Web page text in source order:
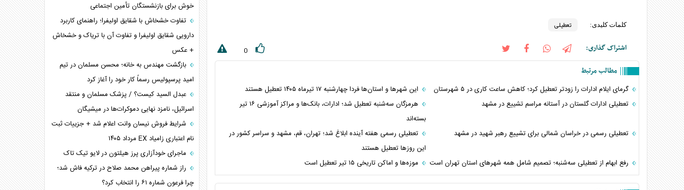
کلمات کلیدی: تعطیلی
اشتراک گذاری: 0
مطالب مرتبط
گرمای ایلام ادارات را زودتر تعطیل کرد؛ کاهش ساعت کاری در ۵ شهرستان
این شهرها و استان‌ها فردا چهارشنبه ۱۷ تیرماه ۱۴۰۵ تعطیل هستند
تعطیلی ادارات گلستان در آستانه مراسم تشییع در مشهد
هرمزگان سه‌شنبه تعطیل شد؛ ادارات، بانک‌ها و مراکز آموزشی ۱۶ تیر
بسته‌اند
تعطیلی رسمی در خراسان شمالی برای تشییع رهبر شهید در مشهد
تعطیلی رسمی هفته آینده ابلاغ شد؛ تهران، قم، مشهد و سراسر کشور در
این روزها تعطیل هستند
رفع ابهام از تعطیلی سه‌شنبه؛ تصمیم شامل همه شهرهای استان تهران است
موزه‌ها و اماکن تاریخی ۱۵ تیر تعطیل است
خوش برای بازنشستگان تأمین اجتماعی
تفاوت خشخاش با شقایق اولیفرا؛ راهنمای کاربرد
دارویی شقایق اولیفرا و تفاوت آن با تریاک و خشخاش
+ عکس
بازگشت مهندس به خانه؛ محسن مسلمان در تیم
امید پرسپولیس رسماً کار خود را آغاز کرد
عبدل السید کیست؟ / پزشک مسلمان و منتقد
اسرائیل، نامزد نهایی دموکرات‌ها در میشیگان
شرایط فروش نیسان وانت اعلام شد + جزییات ثبت
نام اعتباری زامیاد EX مرداد ۱۴۰۵
ماجرای خودآزاری پرز هیلتون در لایو تیک تاک
راز شماره پیراهن محمد صلاح در ترکیه فاش شد؛
چرا فرعون شماره ۶۱ را انتخاب کرد؟